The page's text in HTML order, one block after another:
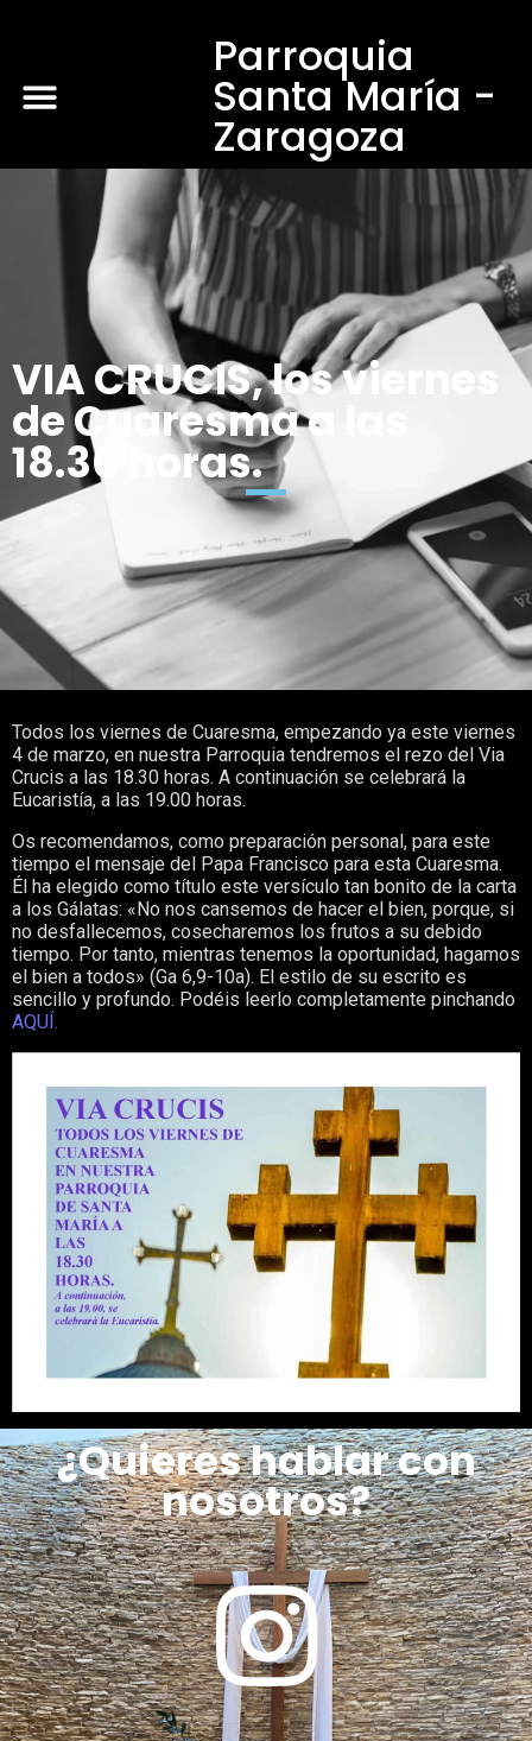
Parroquia
Santa María -
Zaragoza
VIA CRUCIS, los viernes
de Cuaresma a las
18.30 horas.
Todos los viernes de Cuaresma, empezando ya este viernes
4 de marzo, en nuestra Parroquia tendremos el rezo del Via
Crucis a las 18.30 horas. A continuación se celebrará la
Eucaristía, a las 19.00 horas.
Os recomendamos, como preparación personal, para este
tiempo el mensaje del Papa Francisco para esta Cuaresma.
Él ha elegido como título este versículo tan bonito de la carta
a los Gálatas: «No nos cansemos de hacer el bien, porque, si
no desfallecemos, cosecharemos los frutos a su debido
tiempo. Por tanto, mientras tenemos la oportunidad, hagamos
el bien a todos» (Ga 6,9-10a). El estilo de su escrito es
sencillo y profundo. Podéis leerlo completamente pinchando
AQUÍ.
¿Quieres hablar con
nosotros?